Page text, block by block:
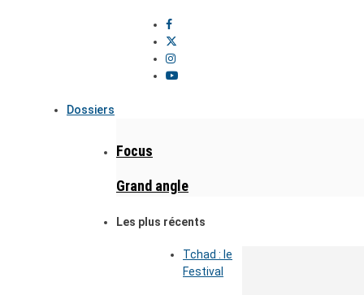
Dossiers
Focus
Grand angle
Les plus récents
Tchad : le
Festival